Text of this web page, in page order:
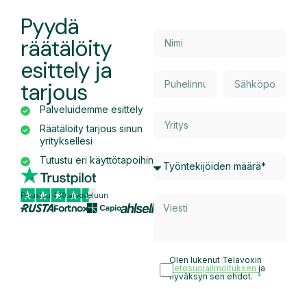
Pyydä
räätälöity
esittely ja
tarjous
Palveluidemme esittely
Räätälöity tarjous sinun
yrityksellesi
Tutustu eri käyttötapoihin
Perustuu 430 arvosteluun
Olen lukenut Telavoxin
tietosuojailmoituksenja
hyväksyn sen ehdot.